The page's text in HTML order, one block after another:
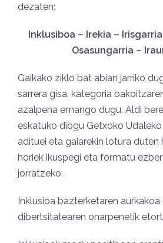
dezaten:
Inklusiboa – Irekia –
Osasungarria –
Gaikako ziklo bat abian jarriko
sarrera gisa, kategoria
azalpena emango dugu. Aldi
eskatuko diogu Getxoko
adituei eta gaiarekin lotura duten
horiek ikuspegi eta formatu
jorratzeko.
Inklusioa bazterketaren aurkakoa
dibertsitatearen onarpenetik